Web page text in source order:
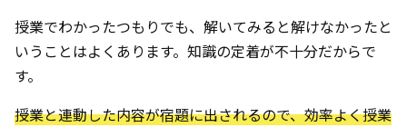
授業でわかったつもりでも、解いてみると解けなかったと
いうことはよくあります。知識の定着が不十分だからで
す。
授業と連動した内容が宿題に出されるので、効率よく授業